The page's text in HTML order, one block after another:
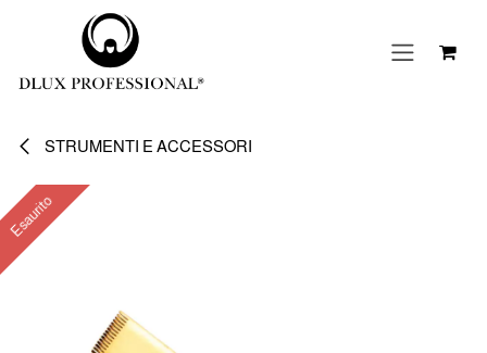
Passa al contenuto
STRUMENTI E ACCESSORI
Esaurito
Esaurito